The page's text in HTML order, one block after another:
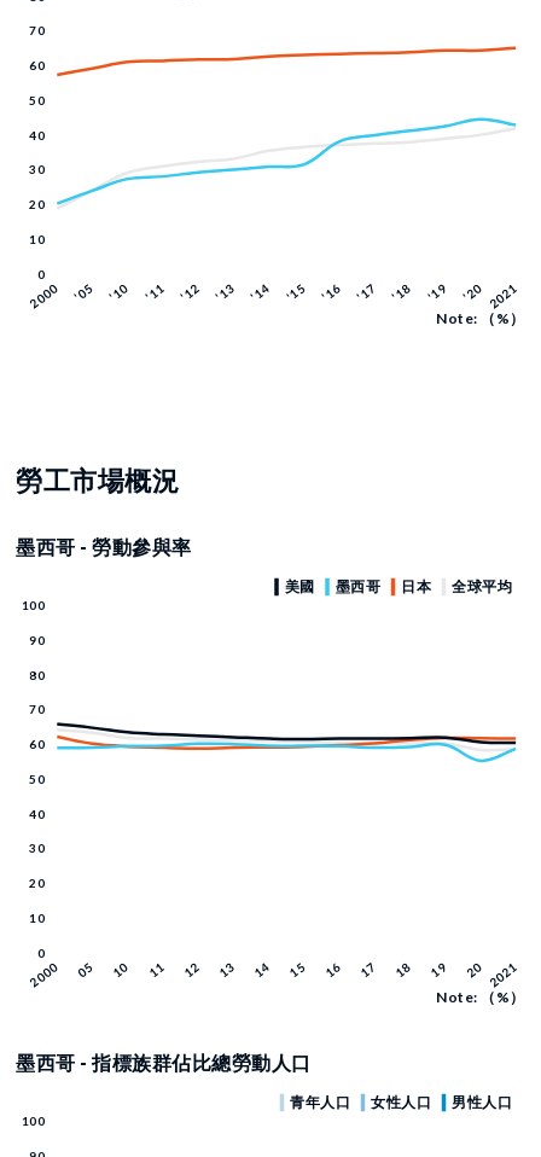
Note: （%）
勞工市場概況
墨西哥 - 勞動參與率
Note: （%）
墨西哥 - 指標族群佔比總勞動人口